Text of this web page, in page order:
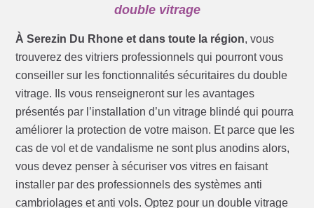
double vitrage
À Serezin Du Rhone et dans toute la région, vous
trouverez des vitriers professionnels qui pourront vous
conseiller sur les fonctionnalités sécuritaires du double
vitrage. Ils vous renseigneront sur les avantages
présentés par l’installation d’un vitrage blindé qui pourra
améliorer la protection de votre maison. Et parce que les
cas de vol et de vandalisme ne sont plus anodins alors,
vous devez penser à sécuriser vos vitres en faisant
installer par des professionnels des systèmes anti
cambriolages et anti vols. Optez pour un double vitrage